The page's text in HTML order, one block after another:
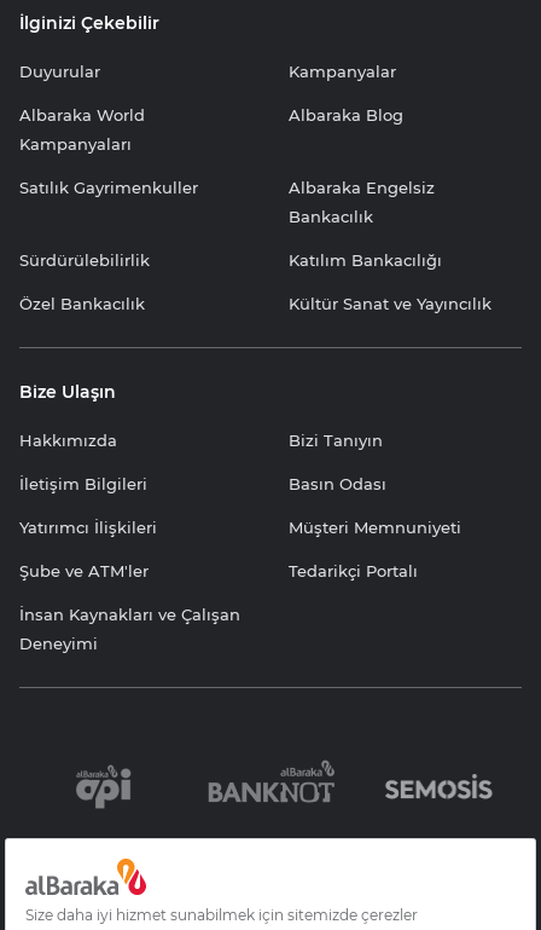
İlginizi Çekebilir
Duyurular Kampanyalar
Albaraka World
Kampanyaları
Albaraka Blog
Satılık Gayrimenkuller
Albaraka Engelsiz
Bankacılık
Sürdürülebilirlik Katılım Bankacılığı
Özel Bankacılık Kültür Sanat ve Yayıncılık
Bize Ulaşın
Hakkımızda Bizi Tanıyın
İletişim Bilgileri Basın Odası
Yatırımcı İlişkileri Müşteri Memnuniyeti
Şube ve ATM'ler Tedarikçi Portalı
İnsan Kaynakları ve Çalışan
Deneyimi